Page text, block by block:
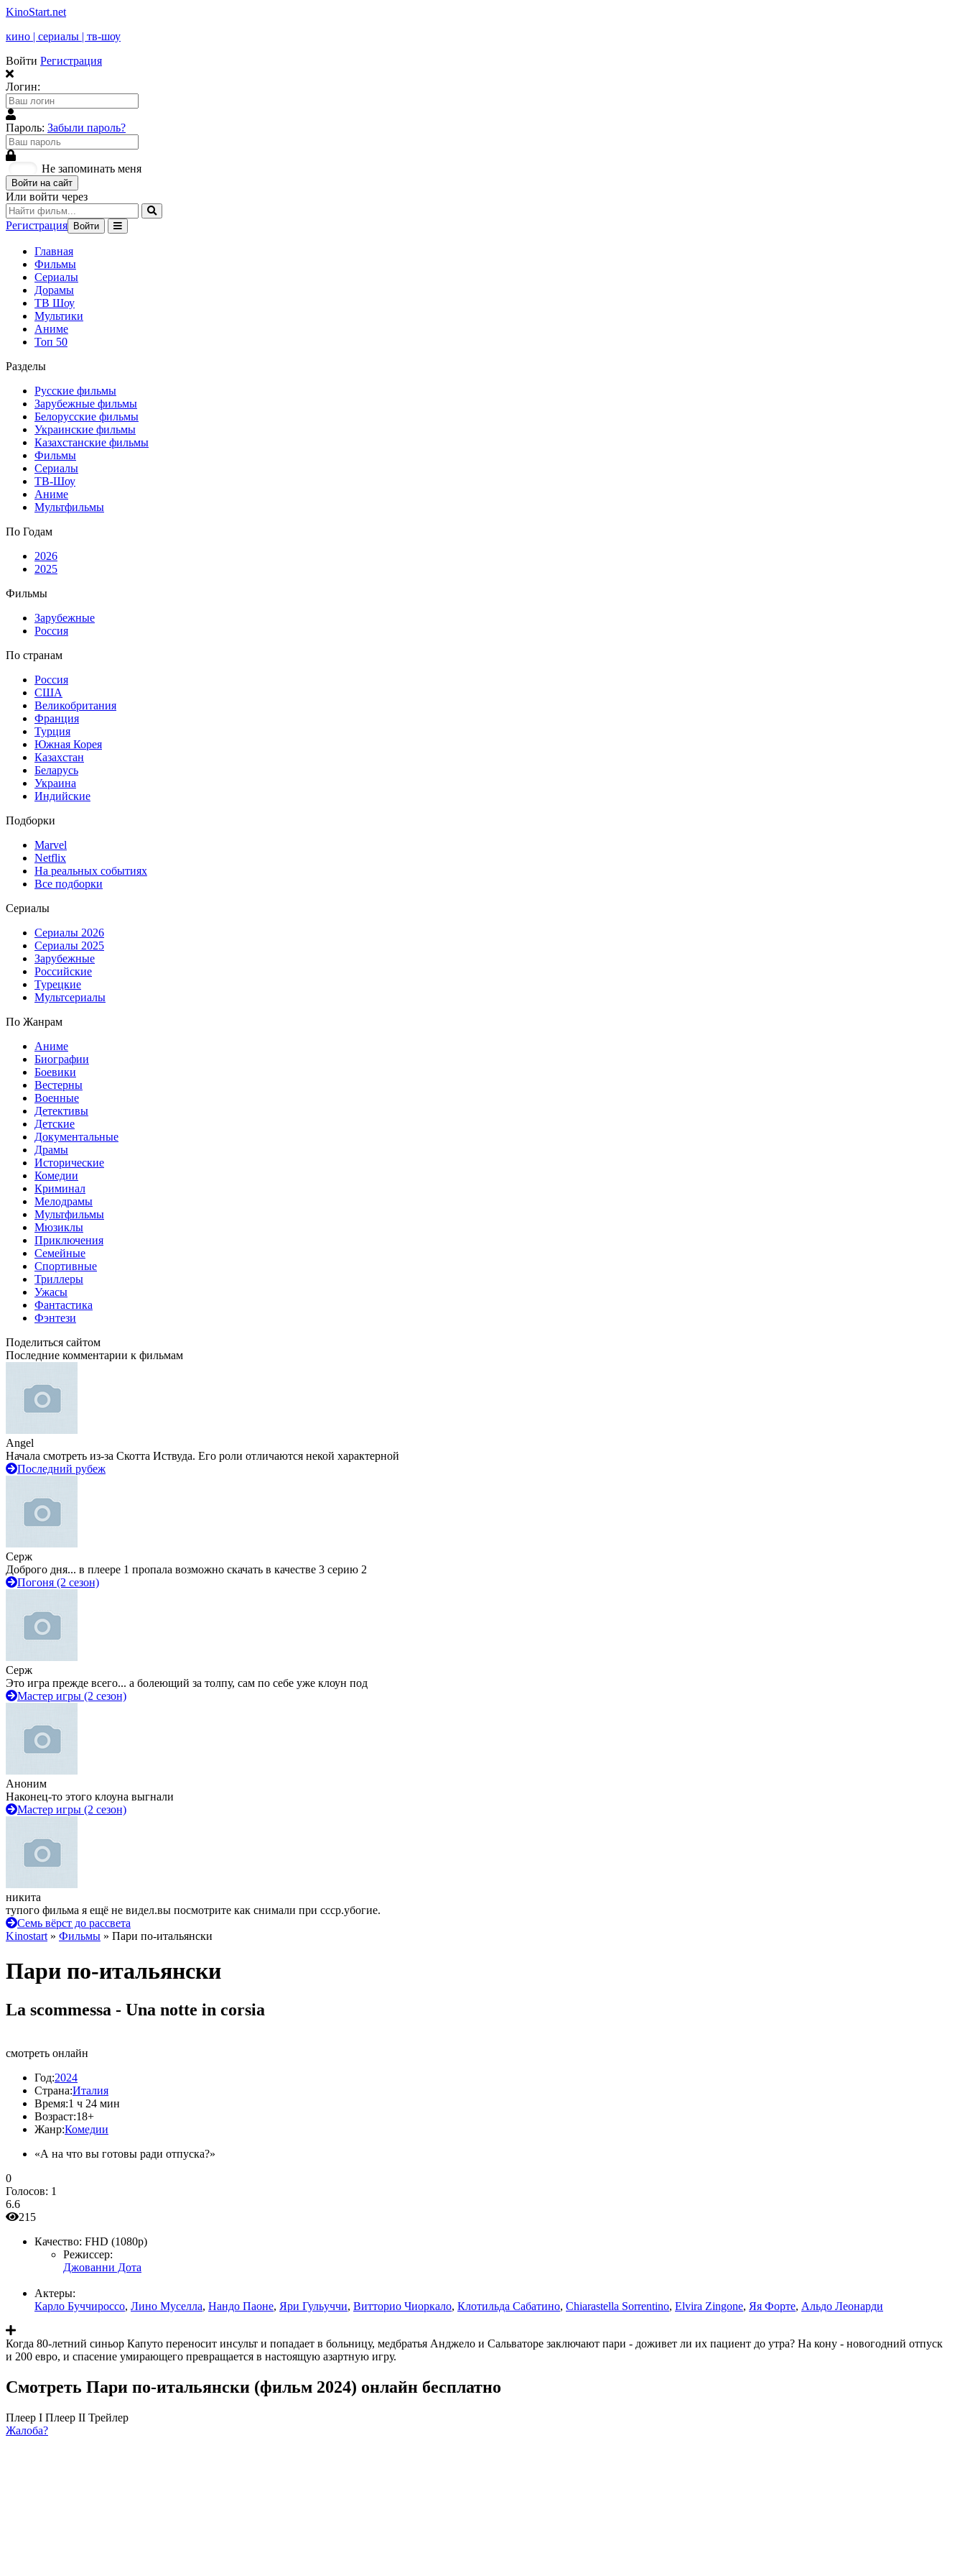
KinoStart.net
кино | сериалы | тв-шоу
Войти Регистрация
Логин:
Пароль: Забыли пароль?
Не запоминать меня
Войти на сайт
Или войти через
Регистрация Войти
Главная
Фильмы
Сериалы
Дорамы
ТВ Шоу
Мультики
Аниме
Топ 50
Разделы
Русские фильмы
Зарубежные фильмы
Белорусские фильмы
Украинские фильмы
Казахстанские фильмы
Фильмы
Сериалы
ТВ-Шоу
Аниме
Мультфильмы
По Годам
2026
2025
Фильмы
Зарубежные
Россия
По странам
Россия
США
Великобритания
Франция
Турция
Южная Корея
Казахстан
Беларусь
Украина
Индийские
Подборки
Marvel
Netflix
На реальных событиях
Все подборки
Сериалы
Сериалы 2026
Сериалы 2025
Зарубежные
Российские
Турецкие
Мультсериалы
По Жанрам
Аниме
Биографии
Боевики
Вестерны
Военные
Детективы
Детские
Документальные
Драмы
Исторические
Комедии
Криминал
Мелодрамы
Мультфильмы
Мюзиклы
Приключения
Семейные
Спортивные
Триллеры
Ужасы
Фантастика
Фэнтези
Поделиться сайтом
Последние комментарии к фильмам
Angel
Начала смотреть из-за Скотта Иствуда. Его роли отличаются некой характерной
Последний рубеж
Серж
Доброго дня... в плеере 1 пропала возможно скачать в качестве 3 серию 2
Погоня (2 сезон)
Серж
Это игра прежде всего... а болеющий за толпу, сам по себе уже клоун под
Мастер игры (2 сезон)
Аноним
Наконец-то этого клоуна выгнали
Мастер игры (2 сезон)
никита
тупого фильма я ещё не видел.вы посмотрите как снимали при ссср.убогие.
Семь вёрст до рассвета
Kinostart » Фильмы » Пари по-итальянски
Пари по-итальянски
La scommessa - Una notte in corsia
смотреть онлайн
Год:2024
Страна:Италия
Время:1 ч 24 мин
Возраст:18+
Жанр:Комедии
«А на что вы готовы ради отпуска?»
0
Голосов: 1
6.6
215
Качество: FHD (1080p)
Режиссер:
Джованни Дота
Актеры:
Карло Буччироссо, Лино Муселла, Нандо Паоне, Яри Гульуччи, Витторио Чиоркало, Клотильда Сабатино, Chiarastella Sorrentino, Elvira Zingone, Яя Форте, Альдо Леонарди
Когда 80-летний синьор Капуто переносит инсульт и попадает в больницу, медбратья Анджело и Сальваторе заключают пари - доживет ли их пациент до утра? На кону - новогодний отпуск
и 200 евро, и спасение умирающего превращается в настоящую азартную игру.
Смотреть Пари по-итальянски (фильм 2024) онлайн бесплатно
Плеер I Плеер II Трейлер
Жалоба?